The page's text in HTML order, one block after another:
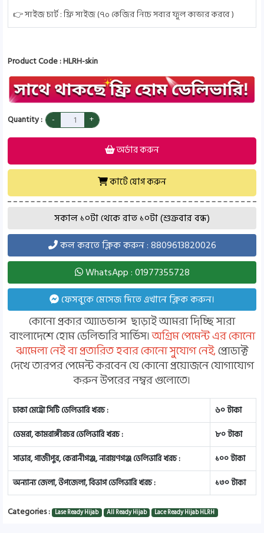
👉 সাইজ চার্ট : ফ্রি সাইজ (৭০ কেজির নিচে সবার ফুল কাভার করবে )
Product Code : HLRH-skin
Quantity :
অর্ডার করুন
কার্টে যোগ করুন
সকাল ১০টা থেকে রাত ১০টা (শুক্রবার বন্ধ)
কল করতে ক্লিক করুন : 8809613820026
WhatsApp : 01977355728
ফেসবুকে মেসেজ দিতে এখানে ক্লিক করুন।
কোনো প্রকার অ্যাডভান্স ছাড়াই আমরা দিচ্ছি সারা
বাংলাদেশে হোম ডেলিভারি সার্ভিস।অগ্রিম পেমেন্ট এর কোনো
ঝামেলা নেই বা প্রতারিত হবার কোনো সুযোগ নেই,প্রোডাক্ট
দেখে তারপর পেমেন্ট করবেন যে কোনো প্রয়োজনে যোগাযোগ
করুন উপরের নম্বর গুলোতে।
ঢাকা মেট্রো সিটি ডেলিভারি খরচ :
৬০ টাকা
ডেমরা, কামরাঙ্গীরচর ডেলিভারি খরচ :
৮০ টাকা
সাভার, গাজীপুর, কেরানীগঞ্জ, নারায়ণগঞ্জ ডেলিভারি খরচ :
১০০ টাকা
অন্যান্য জেলা, উপজেলা, বিভাগ ডেলিভারি খরচ :
১৩০ টাকা
Categories : Lase Ready Hijab All Ready Hijab Lace Ready Hijab HLRH